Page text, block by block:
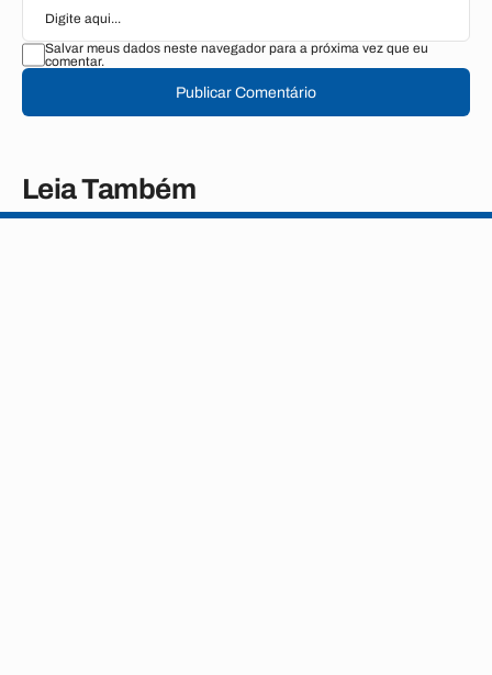
Salvar meus dados neste navegador para a próxima vez que eu
comentar.
Publicar Comentário
Leia Também